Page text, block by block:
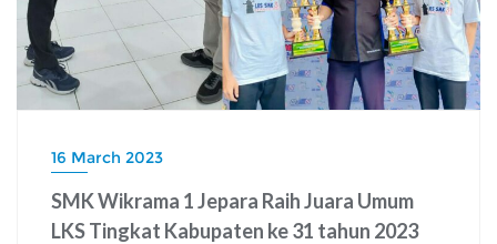
16 March 2023
SMK Wikrama 1 Jepara Raih Juara Umum
LKS Tingkat Kabupaten ke 31 tahun 2023